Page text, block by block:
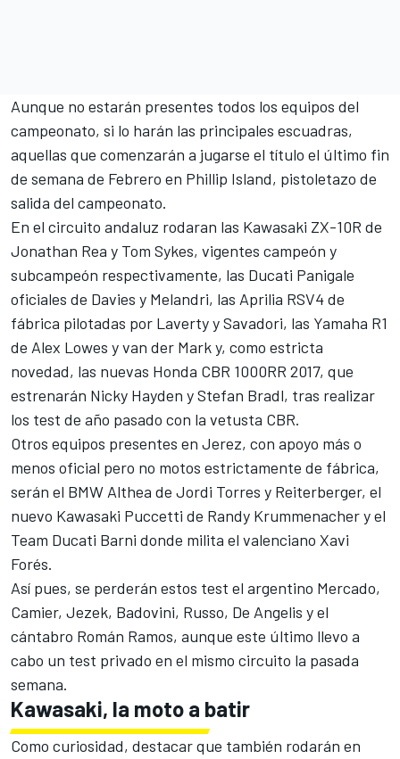
Aunque no estarán presentes todos los equipos del
campeonato, si lo harán las principales escuadras,
aquellas que comenzarán a jugarse el título el último fin
de semana de Febrero en Phillip Island, pistoletazo de
salida del campeonato.
En el circuito andaluz rodaran las Kawasaki ZX-10R de
Jonathan Rea y Tom Sykes, vigentes campeón y
subcampeón respectivamente, las Ducati Panigale
oficiales de Davies y Melandri, las Aprilia RSV4 de
fábrica pilotadas por Laverty y Savadori, las Yamaha R1
de Alex Lowes y van der Mark y, como estricta
novedad, las nuevas Honda CBR 1000RR 2017, que
estrenarán Nicky Hayden y Stefan Bradl, tras realizar
los test de año pasado con la vetusta CBR.
Otros equipos presentes en Jerez, con apoyo más o
menos oficial pero no motos estrictamente de fábrica,
serán el BMW Althea de Jordi Torres y Reiterberger, el
nuevo Kawasaki Puccetti de Randy Krummenacher y el
Team Ducati Barni donde milita el valenciano Xavi
Forés.
Así pues, se perderán estos test el argentino Mercado,
Camier, Jezek, Badovini, Russo, De Angelis y el
cántabro Román Ramos, aunque este último llevo a
cabo un test privado en el mismo circuito la pasada
semana.
Kawasaki, la moto a batir
Como curiosidad, destacar que también rodarán en